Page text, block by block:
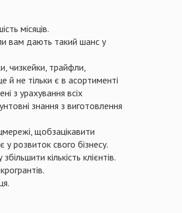
місяців.
вам дають такий шанс у
чизкейки, трайфли,
не тільки є в асортименті
з урахування всіх
знання з виготовлення
щобзацікавити
розвиток свого бізнесу.
кількість клієнтів.